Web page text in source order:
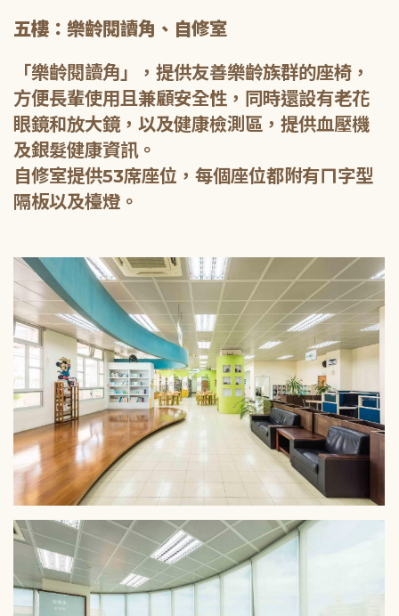
五樓：樂齡閱讀角、自修室
「樂齡閱讀角」，提供友善樂齡族群的座椅，
方便長輩使用且兼顧安全性，同時還設有老花
眼鏡和放大鏡，以及健康檢測區，提供血壓機
及銀髮健康資訊。
自修室提供53席座位，每個座位都附有ㄇ字型